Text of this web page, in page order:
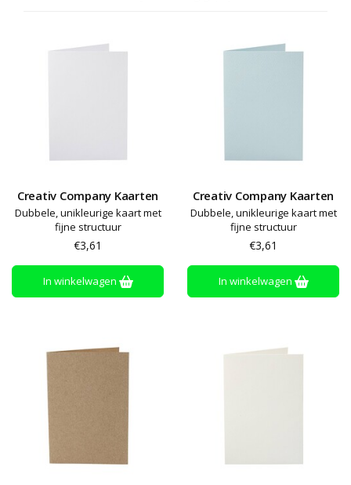
Creativ Company Kaarten
Dubbele, unikleurige kaart met
fijne structuur
€3,61
In winkelwagen
Creativ Company Kaarten
Dubbele, unikleurige kaart met
fijne structuur
€3,61
In winkelwagen